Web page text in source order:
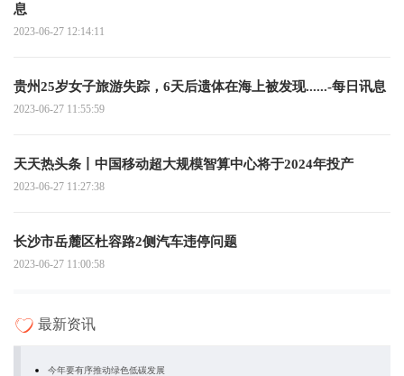
息
2023-06-27 12:14:11
贵州25岁女子旅游失踪，6天后遗体在海上被发现......-每日讯息
2023-06-27 11:55:59
天天热头条丨中国移动超大规模智算中心将于2024年投产
2023-06-27 11:27:38
长沙市岳麓区杜容路2侧汽车违停问题
2023-06-27 11:00:58
最新资讯
今年要有序推动绿色低碳发展